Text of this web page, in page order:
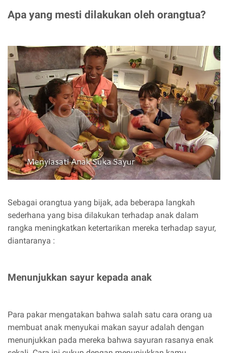
Apa yang mesti dilakukan oleh orangtua?
Sebagai orangtua yang bijak, ada beberapa langkah
sederhana yang bisa dilakukan terhadap anak dalam
rangka meningkatkan ketertarikan mereka terhadap sayur,
diantaranya :
Menunjukkan sayur kepada anak
Para pakar mengatakan bahwa salah satu cara orang ua
membuat anak menyukai makan sayur adalah dengan
menunjukkan pada mereka bahwa sayuran rasanya enak